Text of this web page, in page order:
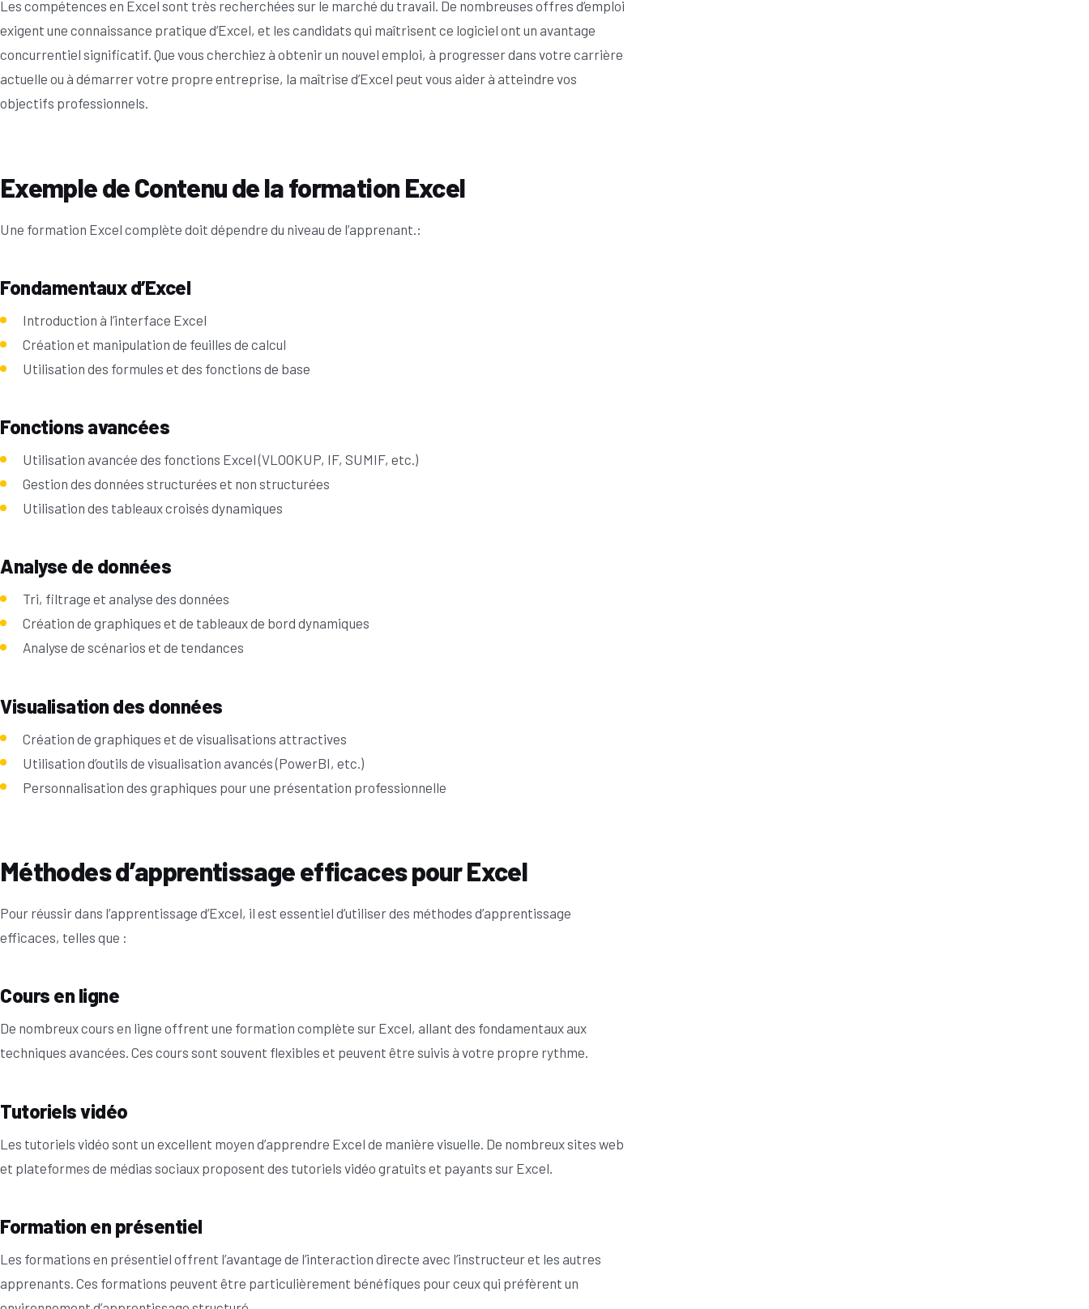
Les compétences en Excel sont très recherchées sur le marché du travail. De nombreuses offres d’emploi
exigent une connaissance pratique d’Excel, et les candidats qui maîtrisent ce logiciel ont un avantage
concurrentiel significatif. Que vous cherchiez à obtenir un nouvel emploi, à progresser dans votre carrière
actuelle ou à démarrer votre propre entreprise, la maîtrise d’Excel peut vous aider à atteindre vos
objectifs professionnels.
Exemple de Contenu de la formation Excel
Une formation Excel complète doit dépendre du niveau de l’apprenant.:
Fondamentaux d’Excel
Introduction à l’interface Excel
Création et manipulation de feuilles de calcul
Utilisation des formules et des fonctions de base
Fonctions avancées
Utilisation avancée des fonctions Excel (VLOOKUP, IF, SUMIF, etc.)
Gestion des données structurées et non structurées
Utilisation des tableaux croisés dynamiques
Analyse de données
Tri, filtrage et analyse des données
Création de graphiques et de tableaux de bord dynamiques
Analyse de scénarios et de tendances
Visualisation des données
Création de graphiques et de visualisations attractives
Utilisation d’outils de visualisation avancés (PowerBI, etc.)
Personnalisation des graphiques pour une présentation professionnelle
Méthodes d’apprentissage efficaces pour Excel
Pour réussir dans l’apprentissage d’Excel, il est essentiel d’utiliser des méthodes d’apprentissage
efficaces, telles que :
Cours en ligne
De nombreux cours en ligne offrent une formation complète sur Excel, allant des fondamentaux aux
techniques avancées. Ces cours sont souvent flexibles et peuvent être suivis à votre propre rythme.
Tutoriels vidéo
Les tutoriels vidéo sont un excellent moyen d’apprendre Excel de manière visuelle. De nombreux sites web
et plateformes de médias sociaux proposent des tutoriels vidéo gratuits et payants sur Excel.
Formation en présentiel
Les formations en présentiel offrent l’avantage de l’interaction directe avec l’instructeur et les autres
apprenants. Ces formations peuvent être particulièrement bénéfiques pour ceux qui préfèrent un